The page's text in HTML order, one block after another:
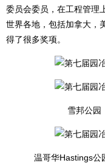
委员会委员，在工程管理
世界各地，包括加拿大，
得了很多奖项。
雪邦公
温哥华Hastings